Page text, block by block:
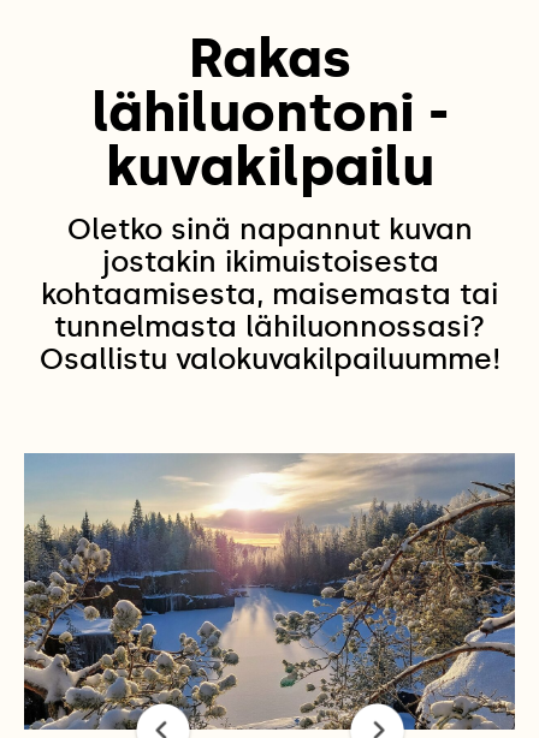
Rakas
lähiluontoni -
kuvakilpailu
Oletko sinä napannut kuvan
jostakin ikimuistoisesta
kohtaamisesta, maisemasta tai
tunnelmasta lähiluonnossasi?
Osallistu valokuvakilpailuumme!